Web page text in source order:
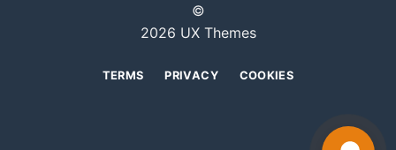
©
2026 UX Themes
TERMS PRIVACY COOKIES